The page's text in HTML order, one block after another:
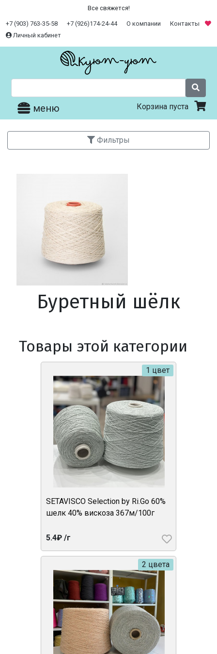
Все свяжется!
+7 (903) 763-35-58 +7 (926)174-24-44 О компании
Контакты
Личный кабинет
меню Корзина пуста
Фильтры
Буретный шёлк
Товары этой категории
SETAVISCO Selection by Ri.Go 60%
шелк 40% вискоза 367м/100г
5.4₽ /г
1 цвет
2 цвета